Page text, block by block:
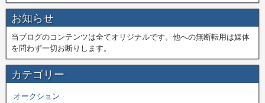
お知らせ
当ブログのコンテンツは全てオリジナルです。他への無断転用は媒体
を問わず一切お断りします。
カテゴリー
オークション